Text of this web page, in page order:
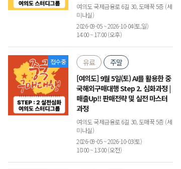
여의도 국제금융로 6길 30, 도매꾹 5층 (세
미나실)
2026-09-05 ~ 2026-10-04(토,일)
14:00 ~ 17:00 (오후)
접수중 유료
주말
[여의도] 9월 5일(토) AI를 활용한 중
국해외구매대행 Step 2. 심화과정 |
매출Up!! 판매전략 및 실전 마스터
과정
여의도 국제금융로 6길 30, 도매꾹 5층 (세
미나실)
2026-09-05 ~ 2026-10-03(토)
10:00 ~ 13:00 (오전)